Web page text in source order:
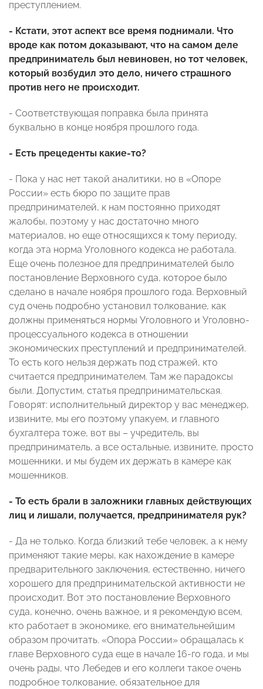
преступлением.
- Кстати, этот аспект все время поднимали. Что
вроде как потом доказывают, что на самом деле
предприниматель был невиновен, но тот человек,
который возбудил это дело, ничего страшного
против него не происходит.
- Соответствующая поправка была принята
буквально в конце ноября прошлого года.
- Есть прецеденты какие-то?
- Пока у нас нет такой аналитики, но в «Опоре
России» есть бюро по защите прав
предпринимателей, к нам постоянно приходят
жалобы, поэтому у нас достаточно много
материалов, но еще относящихся к тому периоду,
когда эта норма Уголовного кодекса не работала.
Еще очень полезное для предпринимателей было
постановление Верховного суда, которое было
сделано в начале ноября прошлого года. Верховный
суд очень подробно установил толкование, как
должны применяться нормы Уголовного и Уголовно-
процессуального кодекса в отношении
экономических преступлений и предпринимателей.
То есть кого нельзя держать под стражей, кто
считается предпринимателем. Там же парадоксы
были. Допустим, статья предпринимательская.
Говорят: исполнительный директор у вас менеджер,
извините, мы его поэтому упакуем, и главного
бухгалтера тоже, вот вы – учредитель, вы
предприниматель, а все остальные, извините, просто
мошенники, и мы будем их держать в камере как
мошенников.
- То есть брали в заложники главных действующих
лиц и лишали, получается, предпринимателя рук?
- Да не только. Когда близкий тебе человек, а к нему
применяют такие меры, как нахождение в камере
предварительного заключения, естественно, ничего
хорошего для предпринимательской активности не
происходит. Вот это постановление Верховного
суда, конечно, очень важное, и я рекомендую всем,
кто работает в экономике, его внимательнейшим
образом прочитать. «Опора России» обращалась к
главе Верховного суда еще в начале 16-го года, и мы
очень рады, что Лебедев и его коллеги такое очень
подробное толкование, обязательное для